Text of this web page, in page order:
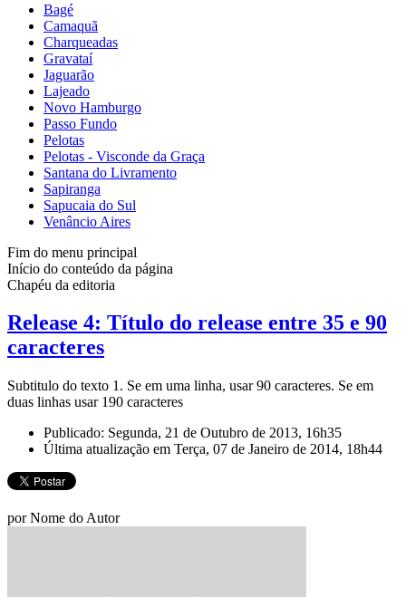
Bagé
Camaquã
Charqueadas
Gravataí
Jaguarão
Lajeado
Novo Hamburgo
Passo Fundo
Pelotas
Pelotas - Visconde da Graça
Santana do Livramento
Sapiranga
Sapucaia do Sul
Venâncio Aires
Fim do menu principal
Início do conteúdo da página
Chapéu da editoria
Release 4: Título do release entre 35 e 90
caracteres
Subtitulo do texto 1. Se em uma linha, usar 90 caracteres. Se em
duas linhas usar 190 caracteres
Publicado: Segunda, 21 de Outubro de 2013, 16h35
Última atualização em Terça, 07 de Janeiro de 2014, 18h44
por Nome do Autor